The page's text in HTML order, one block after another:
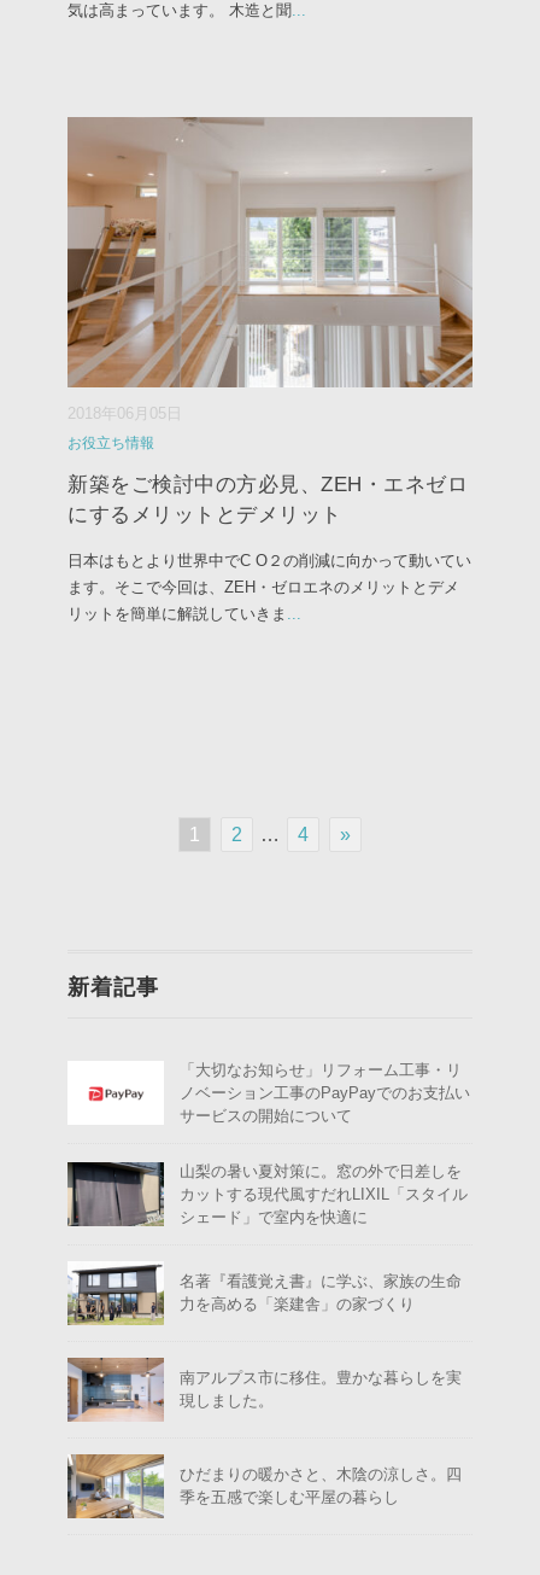
気は高まっています。 木造と聞...
2018年06月05日
お役立ち情報
新築をご検討中の方必見、ZEH・エネゼロ
にするメリットとデメリット
日本はもとより世界中でC O２の削減に向かって動いてい
ます。そこで今回は、ZEH・ゼロエネのメリットとデメ
リットを簡単に解説していきま ...
1 2 … 4 »
新着記事
「大切なお知らせ」リフォーム工事・リ
ノベーション工事のPayPayでのお支払い
サービスの開始について
山梨の暑い夏対策に。窓の外で日差しを
カットする現代風すだれLIXIL「スタイル
シェード」で室内を快適に
名著『看護覚え書』に学ぶ、家族の生命
力を高める「楽建舎」の家づくり
南アルプス市に移住。豊かな暮らしを実
現しました。
ひだまりの暖かさと、木陰の涼しさ。四
季を五感で楽しむ平屋の暮らし